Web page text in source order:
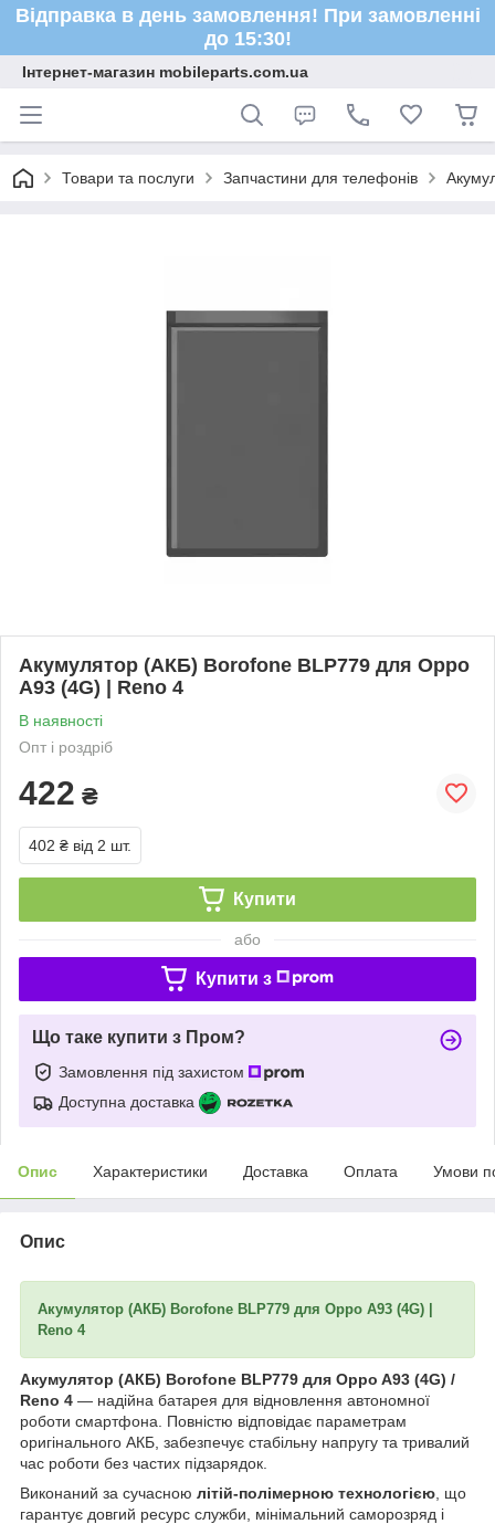
Відправка в день замовлення! При замовленні
до 15:30!
Інтернет-магазин mobileparts.com.ua
Товари та послуги Запчастини для телефонів
Акумулятор (АКБ) Borofone BLP779 для Oppo
A93 (4G) | Reno 4
В наявності
Опт і роздріб
422 ₴
402 ₴ від 2 шт.
Купити
або
Купити з
Що таке купити з Пром?
Замовлення під захистом
Доступна доставка
Опис Характеристики Доставка Оплата Умови
Опис
Акумулятор (АКБ) Borofone BLP779 для Oppo A93 (4G) |
Reno 4
Акумулятор (АКБ) Borofone BLP779 для Oppo A93 (4G) /
Reno 4 — надійна батарея для відновлення автономної
роботи смартфона. Повністю відповідає параметрам
оригінального АКБ, забезпечує стабільну напругу та тривалий
час роботи без частих підзарядок.
Виконаний за сучасною літій-полімерною технологією , що
гарантує довгий ресурс служби, мінімальний саморозряд і